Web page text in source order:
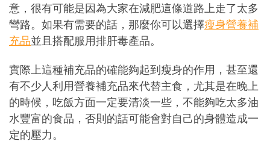
意，很有可能是因為大家在減肥這條道路上走了太多
彎路。如果有需要的話，那麼你可以選擇瘦身營養補
充品並且搭配服用排肝毒產品。
實際上這種補充品的確能夠起到瘦身的作用，甚至還
有不少人利用營養補充品來代替主食，尤其是在晚上
的時候，吃飯方面一定要清淡一些，不能夠吃太多油
水豐富的食品，否則的話可能會對自己的身體造成一
定的壓力。